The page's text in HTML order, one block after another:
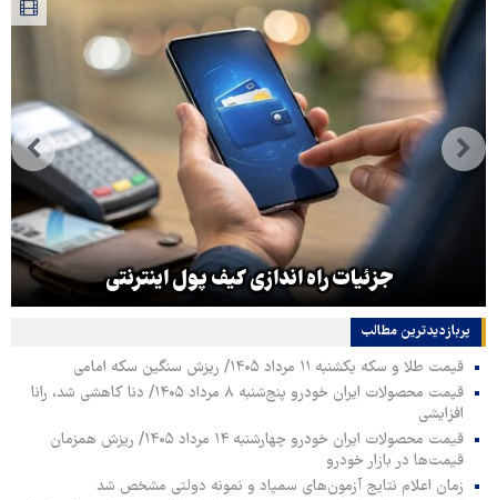
جزئیات راه اندازی کیف پول اینترنتی
پربازدیدترین‌ مطالب
قیمت طلا و سکه یکشنبه ۱۱ مرداد ۱۴۰۵/ ریزش سنگین سکه امامی
قیمت محصولات ایران خودرو پنج‌شنبه ۸ مرداد ۱۴۰۵/ دنا کاهشی شد، رانا
افزایشی
قیمت محصولات ایران خودرو چهارشنبه ۱۴ مرداد ۱۴۰۵/ ریزش همزمان
قیمت‌ها در بازار خودرو
زمان اعلام نتایج آزمون‌های سمپاد و نمونه دولتی مشخص شد